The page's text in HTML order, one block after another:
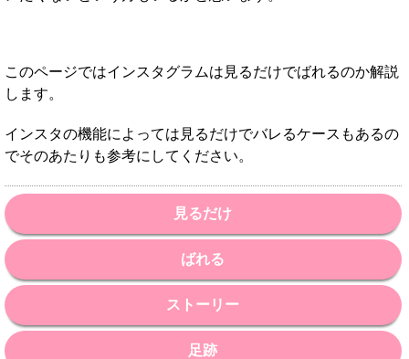
このページではインスタグラムは見るだけでばれるのか解説
します。
インスタの機能によっては見るだけでバレるケースもあるの
でそのあたりも参考にしてください。
見るだけ
ばれる
ストーリー
足跡